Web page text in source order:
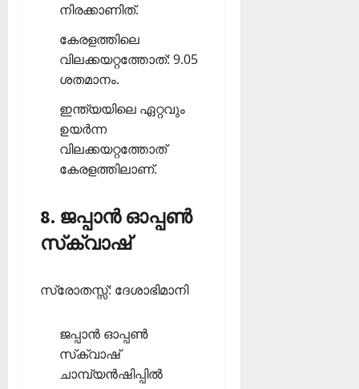
നിരക്കാണിത്.
കേരളത്തിലെ
വിലക്കയറ്റത്തോത്: 9.05
ശതമാനം.
ഇന്ത്യയിലെ ഏറ്റവും
ഉയര്‍ന്ന
വിലക്കയറ്റത്തോത്
കേരളത്തിലാണ്.
8. ജപ്പാന്‍ ഓപ്പണ്‍
സ്‌ക്വാഷ്
സ്രോതസ്സ്: ദേശാഭിമാനി
ജപ്പാന്‍ ഓപ്പണ്‍
സ്‌ക്വാഷ്
ചാമ്പ്യന്‍ഷിപ്പില്‍